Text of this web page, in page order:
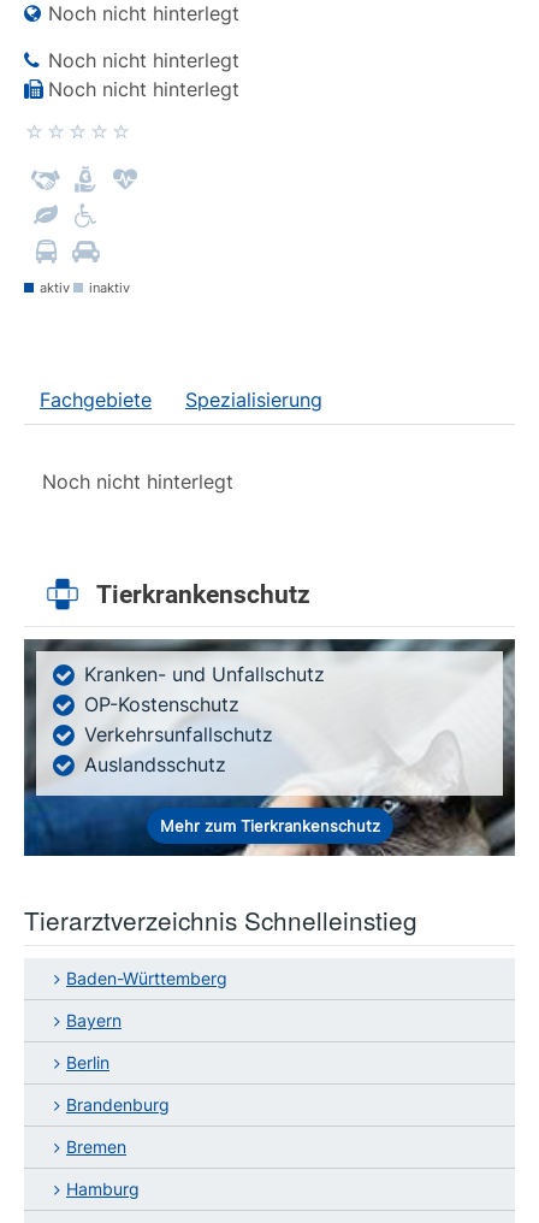
Noch nicht hinterlegt
Noch nicht hinterlegt
Noch nicht hinterlegt
aktiv inaktiv
Fachgebiete Spezialisierung
Noch nicht hinterlegt
Tierkrankenschutz
Kranken- und Unfallschutz
OP-Kostenschutz
Verkehrsunfallschutz
Auslandsschutz
Mehr zum Tierkrankenschutz
Tierarztverzeichnis Schnelleinstieg
Baden-Württemberg
Bayern
Berlin
Brandenburg
Bremen
Hamburg